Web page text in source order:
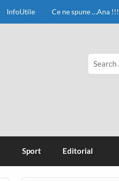
InfoUtile Ce ne spune …Ana !!!
Sport Editorial